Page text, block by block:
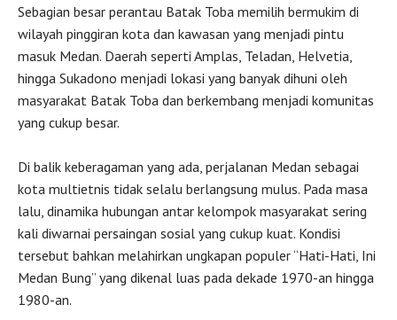
Sebagian besar perantau Batak Toba memilih bermukim di
wilayah pinggiran kota dan kawasan yang menjadi pintu
masuk Medan. Daerah seperti Amplas, Teladan, Helvetia,
hingga Sukadono menjadi lokasi yang banyak dihuni oleh
masyarakat Batak Toba dan berkembang menjadi komunitas
yang cukup besar.
Di balik keberagaman yang ada, perjalanan Medan sebagai
kota multietnis tidak selalu berlangsung mulus. Pada masa
lalu, dinamika hubungan antar kelompok masyarakat sering
kali diwarnai persaingan sosial yang cukup kuat. Kondisi
tersebut bahkan melahirkan ungkapan populer “Hati-Hati, Ini
Medan Bung” yang dikenal luas pada dekade 1970-an hingga
1980-an.